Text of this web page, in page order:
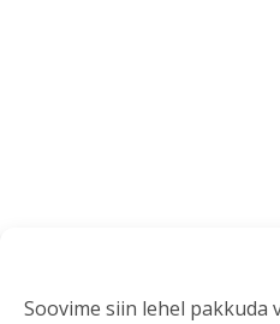
Soovime siin lehel pakkuda